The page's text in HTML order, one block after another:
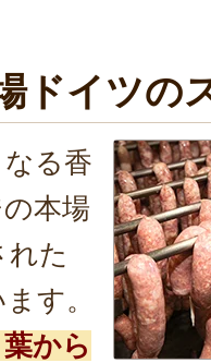
ドイツの
る香
本場
れた
す。
から